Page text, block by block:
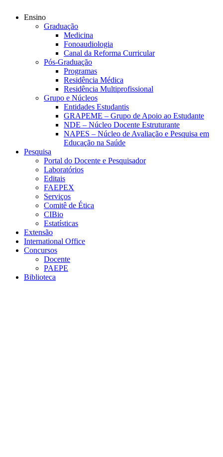
Ensino
Graduação
Medicina
Fonoaudiologia
Canal da Reforma Curricular
Pós-Graduação
Programas
Residência Médica
Residência Multiprofissional
Grupo e Núcleos
Entidades Estudantis
GRAPEME – Grupo de Apoio ao Estudante
NDE – Núcleo Docente Estruturante
NAPES – Núcleo de Avaliação e Pesquisa em
Educação na Saúde
Pesquisa
Portal do Docente e Pesquisador
Laboratórios
Editais
FAEPEX
Serviços
Comitê de Ética
CIBio
Estatísticas
Extensão
International Office
Concursos
Docente
PAEPE
Biblioteca